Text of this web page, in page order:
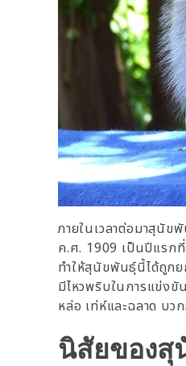
ภายในเวลาต่อมาสุนั
ค.ศ. 1909 เป็นปีแรกที่
ทำให้สุนัขพันธุ์นี้ได้ถูกย
มีไหวพริบในการแข่ง
หล่อ เท่ห์และฉลาด บ
นิสัยของสุ